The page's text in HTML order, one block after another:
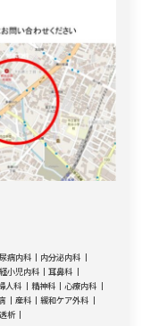
病内科
内分泌内科
小児内科
耳鼻科
人科 精神科
心療内科
産科
緩和ケア外科
析